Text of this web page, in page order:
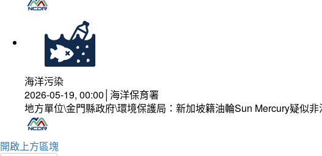
海洋污染
2026-05-19, 00:00│海洋保育署
地方單位\金門縣政府\環境保護局：新加坡籍油輪Sun Mercury疑似非
開啟上方區塊